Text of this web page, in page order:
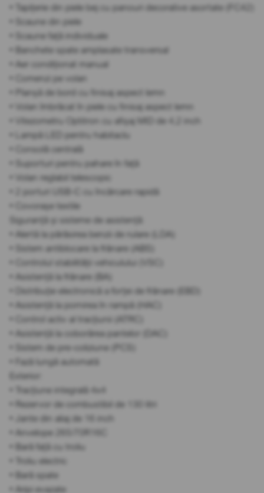
• Tapițerie din piele bej cu panouri decorative asortate (FC42)
• Scaune din piele
• Scaune față individuale
• Banchete spate amplasate transversal
• Aer condiționat manual
• Comenzi pe volan
• Planșă de bord cu finisaj aspect lemn
• Volan îmbrăcat în piele cu finisaj aspect lemn
• Vitezometru Optitron cu afișaj MID de 4,2 inch
• Lampă LED pentru habitaclu
• Consolă centrală
• Suporturi pentru pahare în față
• Volan reglabil telescopic
• 2 porturi USB-C cu încărcare rapidă
• Covorașe textile
Siguranță și sisteme de asistență:
• Alertă la părăsirea benzii de rulare (LDA)
• Sistem antiblocare la frânare (ABS)
• Controlul stabilității vehiculului (VSC)
• Asistență la frânare (BA)
• Distribuție electronică a forței de frânare (EBD)
• Asistență la pornirea în rampă (HAC)
• Control activ al tracțiunii (ATRC)
• Asistență la coborârea pantelor (DAC)
• Sistem de pre-coliziune (PCS)
• Fază lungă automată
Exterior:
• Tracțiune integrală 4x4
• Rezervor de combustibil de 130 litri
• Jante din aliaj de 16 inch
• Anvelope 265/70R16C
• Bară față cu troliu
• Troliu electric
• Bară spate
• Aripi evazate